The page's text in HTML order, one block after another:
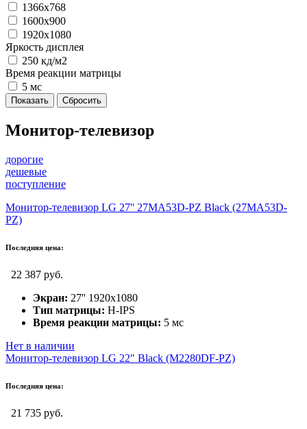
1366х768
1600x900
1920х1080
Яркость дисплея
250 кд/м2
Время реакции матрицы
5 мс
Монитор-телевизор
дорогие
дешевые
поступление
Монитор-телевизор LG 27'' 27MA53D-PZ Black (27MA53D-
PZ)
Последняя цена:
22 387 руб.
Экран: 27'' 1920х1080
Тип матрицы: H-IPS
Время реакции матрицы: 5 мс
Нет в наличии
Монитор-телевизор LG 22″ Black (M2280DF-PZ)
Последняя цена:
21 735 руб.